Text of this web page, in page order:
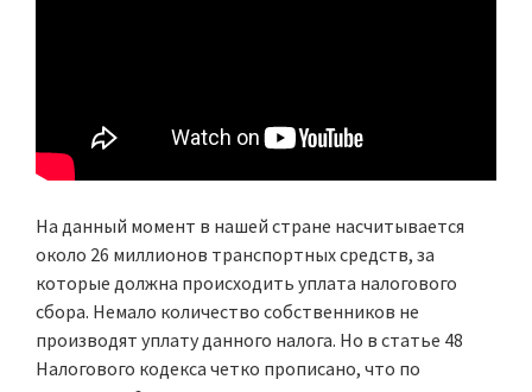
На данный момент в нашей стране насчитывается
около 26 миллионов транспортных средств, за
которые должна происходить уплата налогового
сбора. Немало количество собственников не
производят уплату данного налога. Но в статье 48
Налогового кодекса четко прописано, что по